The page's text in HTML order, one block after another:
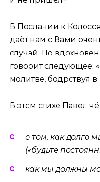
В Послании к
даёт нам с Вами
случай. По
говорит следующее:
молитве, бодрствуя
В этом стихе Павел
о том, как долго
(«будьте
как мы должны